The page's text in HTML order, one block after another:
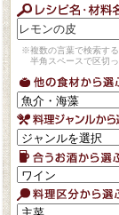
※複数の言葉で検索する
半角スペースで区切っ